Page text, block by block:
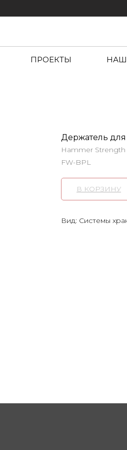
ПРОЕКТЫ
Держатель
Hammer Strength
FW-BPL
В КОРЗИНУ
Вид: Системы